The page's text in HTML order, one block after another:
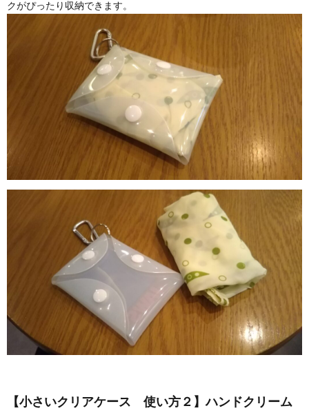
クがぴったり収納できます。
【小さいクリアケース 使い方２】ハンドクリーム